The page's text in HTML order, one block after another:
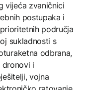
vijeća zvaničnici
postupaka i
područja
sukladnosti s
odbrana,
dronovi i
vojna